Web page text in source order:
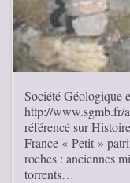
Société Géologique
http://www.sgmb.fr/
référencé sur
France « Petit »
roches : anciennes
torrents…